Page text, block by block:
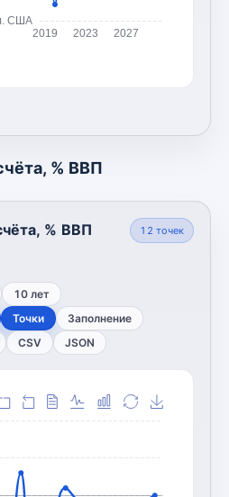
США
2019 2023 2027
% ВВП
% ВВП 12 точек
10 лет
Точки Заполнение
CSV JSON